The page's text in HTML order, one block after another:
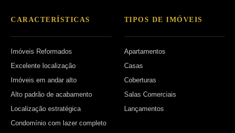
CARACTERÍSTICAS
Imóveis Reformados
Excelente localização
Imóveis em andar alto
Alto padrão de acabamento
Localização estratégica
Condomínio com lazer completo
TIPOS DE IMÓVEIS
Apartamentos
Casas
Coberturas
Salas Comerciais
Lançamentos